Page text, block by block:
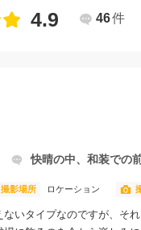
4.9 46件
快晴の中、和装での
撮影場所 ロケーション
いタイプなのですが、そ